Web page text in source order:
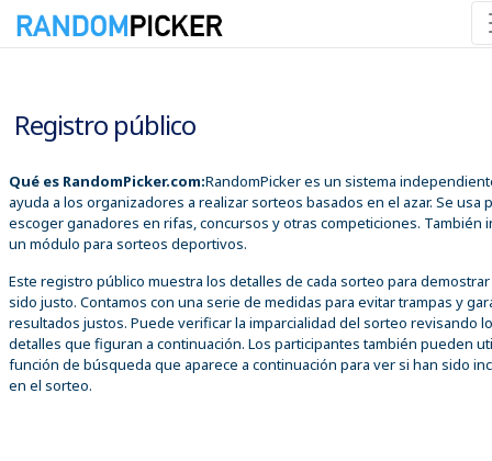
Registro público
Qué es RandomPicker.com:RandomPicker es un sistema
ayuda a los organizadores a realizar sorteos basados en el azar. Se usa
escoger ganadores en rifas, concursos y otras competiciones. También
un módulo para sorteos deportivos.
Este registro público muestra los detalles de cada sorteo para
sido justo. Contamos con una serie de medidas para evitar trampas y
resultados justos. Puede verificar la imparcialidad del sorteo revisando
detalles que figuran a continuación. Los participantes también pueden
función de búsqueda que aparece a continuación para ver si han sido
en el sorteo.